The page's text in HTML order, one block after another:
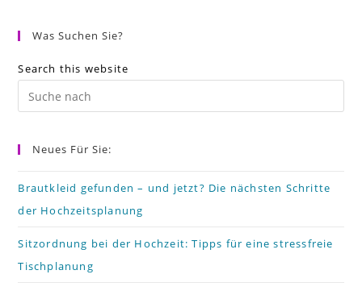
Was Suchen Sie?
Search this website
Neues Für Sie:
Brautkleid gefunden – und jetzt? Die nächsten Schritte
der Hochzeitsplanung
Sitzordnung bei der Hochzeit: Tipps für eine stressfreie
Tischplanung